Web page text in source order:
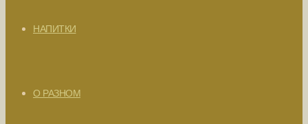
НАПИТКИ
О РАЗНОМ